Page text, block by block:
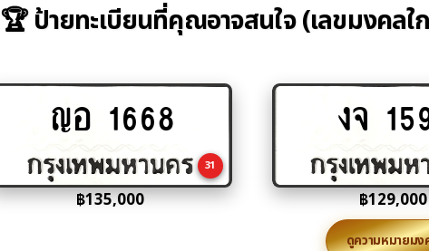
🏆 ป้ายทะเบียนที่คุณอาจสนใจ (เลขมงคลใ
Add
to
ญอ 1668
31
฿135,000
to
งจ
฿129,000
ดูความหมายมง